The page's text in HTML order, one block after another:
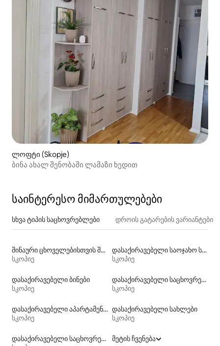
ლოფტი (Skopje)
ბინა ახალ შენობაში ლამაზი ხედით
საინტერესო მიმართულებები
სხვა ტიპის საცხოვრებლები დროის გატარების ვარიანტები
შინაური ცხოველებისთვის შესაფერისი დასაქირავებელი საცხოვრებლები
სკოპიე
დასაქირავებელი საოჯახო სასტუმროები
სკოპიე
დასაქირავებელი ბინები
სკოპიე
დასაქირავებელი საცხოვრებლები საუნით
სკოპიე
დასაქირავებელი აპარტამენტები
სკოპიე
დასაქირავებელი სახლები
სკოპიე
დასაქირავებელი საცხოვრებლები აუზებით
მეტის ჩვენება